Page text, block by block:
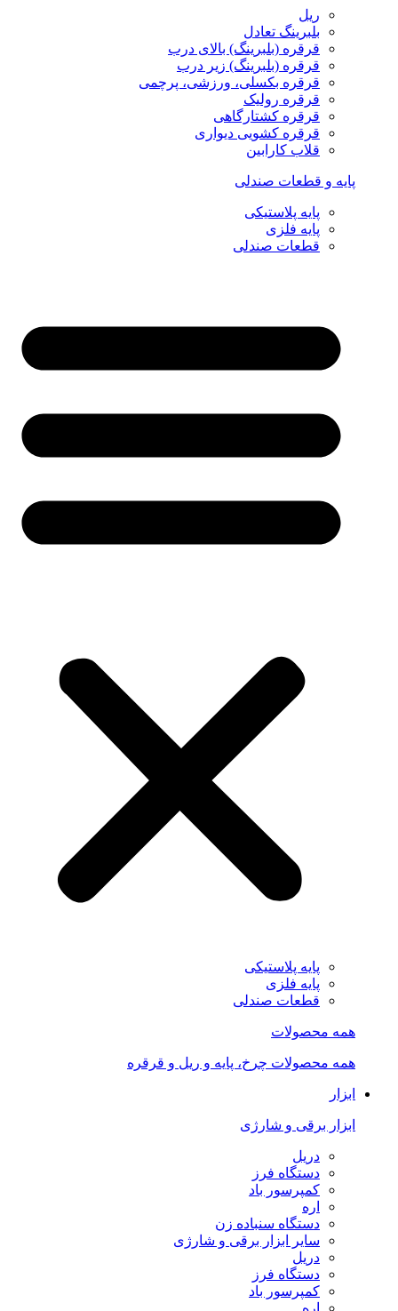
ریل
بلبرینگ تعادل
قرقره (بلبرینگ) بالای درب
قرقره (بلبرینگ) زیر درب
قرقره بکسلی، ورزشی، پرچمی
قرقره رولیک
قرقره کشتارگاهی
قرقره کشویی دیواری
قلاب کارابین
پایه و قطعات صندلی
پایه پلاستیکی
پایه فلزی
قطعات صندلی
پایه پلاستیکی
پایه فلزی
قطعات صندلی
همه محصولات
همه محصولات چرخ، پایه و ریل و قرقره
ابزار
ابزار برقی و شارژی
دریل
دستگاه فرز
کمپرسور باد
اره
دستگاه سنباده زن
سایر ابزار برقی و شارژی
دریل
دستگاه فرز
کمپرسور باد
اره